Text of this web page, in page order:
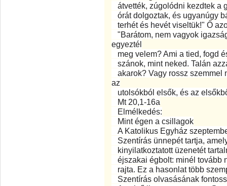
átvették, zúgolódni kezdtek a
órát dolgoztak, és ugyanúgy
terhét és hevét viseltük!" Ő
"Barátom, nem vagyok
egyeztél
meg velem? Ami a tied, fogd
szánok, mint neked. Talán
akarok? Vagy rossz szemmel
az
utolsókból elsők, és az
Mt 20,1-16a
Elmélkedés:
Mint égen a csillagok
A Katolikus Egyház
Szentírás ünnepét tartja,
kinyilatkoztatott üzenetét
éjszakai égbolt: minél tovább
rajta. Ez a hasonlat több
Szentírás olvasásának